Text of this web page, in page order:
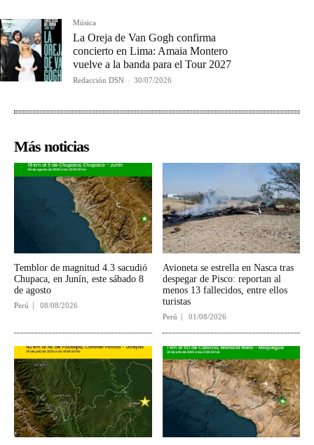
Música
La Oreja de Van Gogh confirma
concierto en Lima: Amaia Montero
vuelve a la banda para el Tour 2027
Redacción DSN - 30/07/2026
Más noticias
Temblor de magnitud 4.3 sacudió
Chupaca, en Junín, este sábado 8
de agosto
Perú 08/08/2026
Avioneta se estrella en Nasca tras
despegar de Pisco: reportan al
menos 13 fallecidos, entre ellos
turistas
Perú 01/08/2026